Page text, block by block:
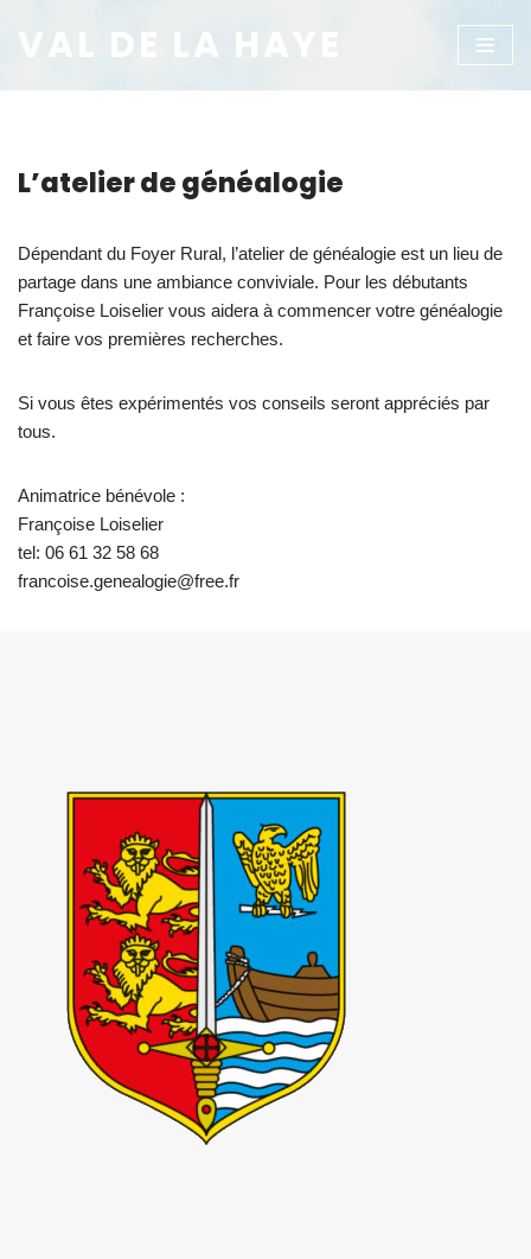
VAL DE LA HAYE
L’atelier de généalogie
Dépendant du Foyer Rural, l’atelier de généalogie est un lieu de
partage dans une ambiance conviviale. Pour les débutants
Françoise Loiselier vous aidera à commencer votre généalogie
et faire vos premières recherches.
Si vous êtes expérimentés vos conseils seront appréciés par
tous.
Animatrice bénévole :
Françoise Loiselier
tel: 06 61 32 58 68
francoise.genealogie@free.fr